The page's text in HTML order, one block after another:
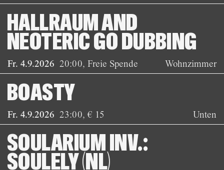
Fr. 4.9.2026 20:00,Freie Spende
HALLRAUM AND
NEOTERIC GO DUBBING
Wohnzimmer
Fr. 4.9.2026 23:00,€ 15
BOASTY
Unten
SOULARIUM INV.:
SOULELY (NL)